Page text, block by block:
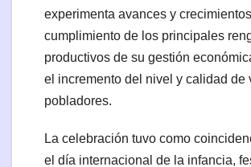
experimenta avances y
cumplimiento de los principales
productivos de su gestión
el incremento del nivel y calidad de
pobladores.
La celebración tuvo como
el día internacional de la infancia,